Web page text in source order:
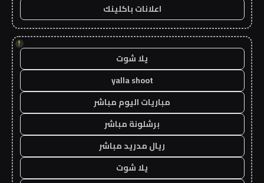
اعلانات باكلينك
!
يلا شوت
yalla shoot
مباريات اليوم مباشر
برشلونة مباشر
ريال مدريد مباشر
يلا شوت